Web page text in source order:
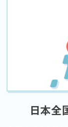
日本全